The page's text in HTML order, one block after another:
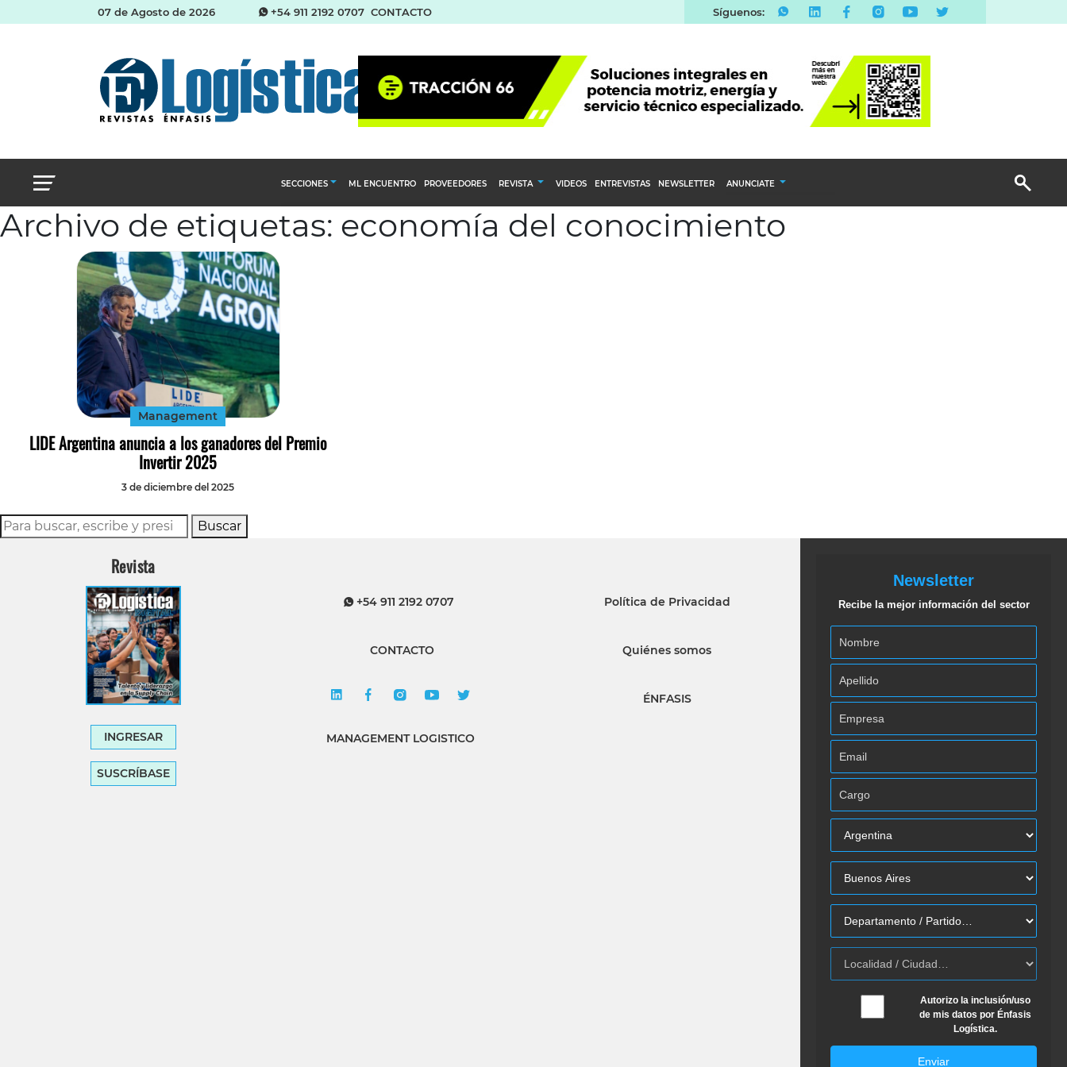
07 de Agosto de 2026 +54 911 2192 0707 CONTACTO Síguenos:
SECCIONES
Abastecimiento y compras
ML ENCUENTRO PROVEEDORES REVISTA
Calendario Editorial
Ediciones Anteriores
VIDEOS ENTREVISTAS NEWSLETTER ANUNCIATE
Publicidad Display
Archivo de etiquetas: economía del conocimiento
Management
LIDE Argentina anuncia a los ganadores del Premio
Invertir 2025
3 de diciembre del 2025
Buscar
Revista
INGRESAR
SUSCRÍBASE
+54 911 2192 0707
CONTACTO
MANAGEMENT LOGISTICO
Política de Privacidad
Quiénes somos
ÉNFASIS
Newsletter
Recibe la mejor información del sector
Autorizo la inclusión/uso
de mis datos por Énfasis
Logística.
Enviar